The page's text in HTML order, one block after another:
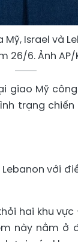
Israel và
26/6. Ảnh AP/
giao Mỹ
trạng
với
hai khu
này nằm ở